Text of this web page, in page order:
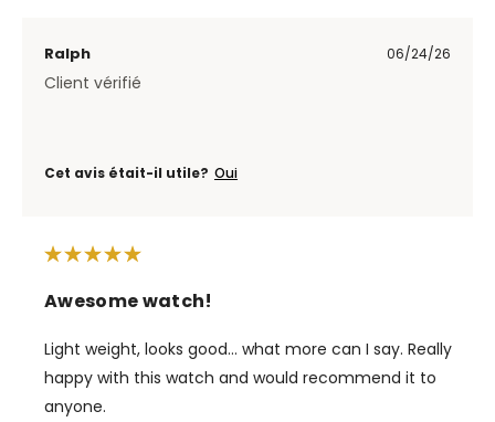
Ralph 06/24/26
Client vérifié
Cet avis était-il utile? Oui
Awesome watch!
Light weight, looks good… what more can I say. Really
happy with this watch and would recommend it to
anyone.